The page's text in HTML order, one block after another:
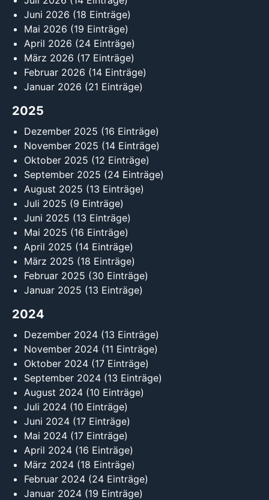
Juni 2026 (18 Einträge)
Mai 2026 (19 Einträge)
April 2026 (24 Einträge)
März 2026 (17 Einträge)
Februar 2026 (14 Einträge)
Januar 2026 (21 Einträge)
2025
Dezember 2025 (16 Einträge)
November 2025 (14 Einträge)
Oktober 2025 (12 Einträge)
September 2025 (24 Einträge)
August 2025 (13 Einträge)
Juli 2025 (9 Einträge)
Juni 2025 (13 Einträge)
Mai 2025 (16 Einträge)
April 2025 (14 Einträge)
März 2025 (18 Einträge)
Februar 2025 (30 Einträge)
Januar 2025 (13 Einträge)
2024
Dezember 2024 (13 Einträge)
November 2024 (11 Einträge)
Oktober 2024 (17 Einträge)
September 2024 (13 Einträge)
August 2024 (10 Einträge)
Juli 2024 (10 Einträge)
Juni 2024 (17 Einträge)
Mai 2024 (17 Einträge)
April 2024 (16 Einträge)
März 2024 (18 Einträge)
Februar 2024 (24 Einträge)
Januar 2024 (19 Einträge)